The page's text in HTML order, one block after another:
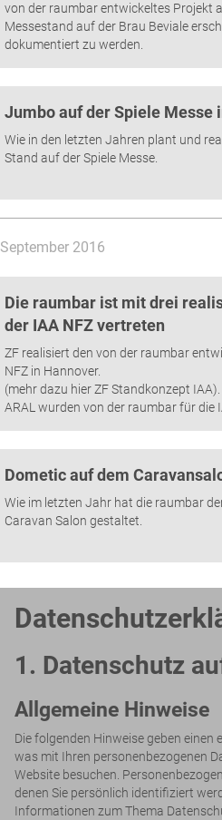
von der raumbar entwickeltes Projekt
Messestand auf der Brau Beviale
dokumentiert zu werden.
Jumbo auf der Spiele Messe
Wie in den letzten Jahren plant und
Stand auf der Spiele Messe.
September 2016
Die raumbar ist mit drei
der IAA NFZ vertreten
ZF realisiert den von der raumbar
NFZ in Hannover.
(mehr dazu hier ZF Standkonzept
ARAL wurden von der raumbar für die
Dometic auf dem
Wie im letzten Jahr hat die raumbar
Caravan Salon gestaltet.
1. Datenschutz
Allgemeine Hinweise
Die folgenden Hinweise geben einen
was mit Ihren personenbezogenen
Website besuchen.
denen Sie persönlich identifiziert
Informationen zum Thema